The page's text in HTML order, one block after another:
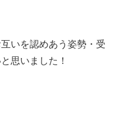
いを認めあう姿勢・受
思いました！